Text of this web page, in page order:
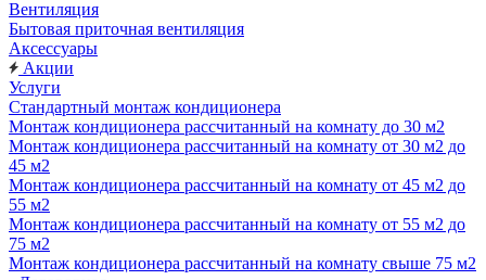
Вентиляция
Бытовая приточная вентиляция
Аксессуары
Акции
Услуги
Стандартный монтаж кондиционера
Монтаж кондиционера рассчитанный на комнату до 30 м2
Монтаж кондиционера рассчитанный на комнату от 30 м2 до
45 м2
Монтаж кондиционера рассчитанный на комнату от 45 м2 до
55 м2
Монтаж кондиционера рассчитанный на комнату от 55 м2 до
75 м2
Монтаж кондиционера рассчитанный на комнату свыше 75 м2